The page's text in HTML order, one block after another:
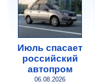
Июль спасает
российский
автопром
06.08.2026